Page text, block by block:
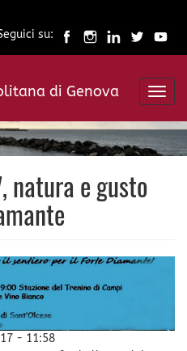
su:
di Genova
natura e gusto
- 11:58